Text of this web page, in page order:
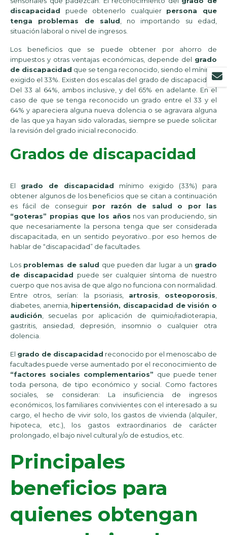
discapacidad puede obtenerlo cualquier persona que
tenga problemas de salud , no importando su edad,
situación laboral o nivel de ingresos.
Los beneficios que se puede obtener por ahorro de
impuestos y otras ventajas económicas, depende del grado
de discapacidad que se tenga reconocido, siendo el mínimo
exigido el 33%. Existen dos escalas del grado de discapacidad:
Del 33 al 64%, ambos inclusive, y del 65% en adelante. En el
caso de que se tenga reconocido un grado entre el 33 y el
64% y apareciera alguna nueva dolencia o se agravara alguna
de las que ya hayan sido valoradas, siempre se puede solicitar
la revisión del grado inicial reconocido.
Grados de discapacidad
El grado de discapacidad mínimo exigido (33%) para
obtener algunos de los beneficios que se citan a continuación
es fácil de conseguir por razón de salud o por las
“goteras” propias que los años nos van produciendo, sin
que necesariamente la persona tenga que ser considerada
discapacitada, en un sentido peyorativo…por eso hemos de
hablar de “discapacidad” de facultades.
Los problemas de salud que pueden dar lugar a un grado
de discapacidad puede ser cualquier síntoma de nuestro
cuerpo que nos avisa de que algo no funciona con normalidad.
Entre otros, serían: la psoriasis, artrosis osteoporosis
diabetes, anemia, hipertensión, discapacidad de visión o
audición , secuelas por aplicación de quimio/radioterapia,
gastritis, ansiedad, depresión, insomnio o cualquier otra
dolencia.
El grado de discapacidad reconocido por el menoscabo de
facultades puede verse aumentado por el reconocimiento de
“factores sociales complementarios” que puede tener
toda persona, de tipo económico y social. Como factores
sociales, se consideran: La insuficiencia de ingresos
económicos, los familiares convivientes con el interesado a su
cargo, el hecho de vivir solo, los gastos de vivienda (alquiler,
hipoteca, etc.), los gastos extraordinarios de carácter
prolongado, el bajo nivel cultural y/o de estudios, etc.
Principales
beneficios para
quienes obtengan